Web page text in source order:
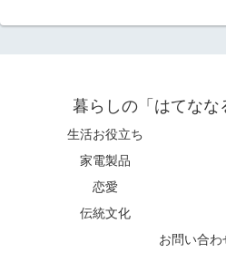
暮らしの「はてなな
生活お役立ち
家電製品
恋愛
伝統文化
お問い合わ